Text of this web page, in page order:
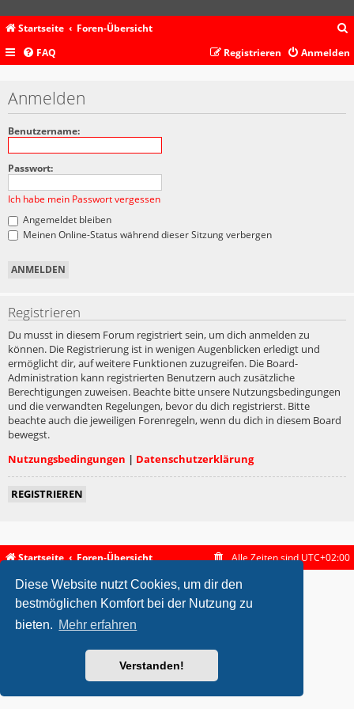
Diese Website nutzt Cookies, um dir den
bestmöglichen Komfort bei der Nutzung zu
bieten. Mehr erfahren
Verstanden!
Startseite Foren-Übersicht
c
FAQ Anmelden
Registrieren
Anmelden
Benutzername:
Passwort:
Ich habe mein Passwort vergessen
Angemeldet bleiben
Meinen Online-Status während dieser Sitzung verbergen
Registrieren
Du musst in diesem Forum registriert sein, um dich anmelden zu
können. Die Registrierung ist in wenigen Augenblicken erledigt und
ermöglicht dir, auf weitere Funktionen zuzugreifen. Die Board-
Administration kann registrierten Benutzern auch zusätzliche
Berechtigungen zuweisen. Beachte bitte unsere Nutzungsbedingungen
und die verwandten Regelungen, bevor du dich registrierst. Bitte
beachte auch die jeweiligen Forenregeln, wenn du dich in diesem Board
bewegst.
Nutzungsbedingungen | Datenschutzerklärung
REGISTRIEREN
Startseite Foren-Übersicht Alle Zeiten sindUTC+02:00
metrolike style byEric SeguinUpdated for phpBB3.2 by
Powered byphpBB ® Forum Software © phpBB Limited
phpBB.de
Datenschutz